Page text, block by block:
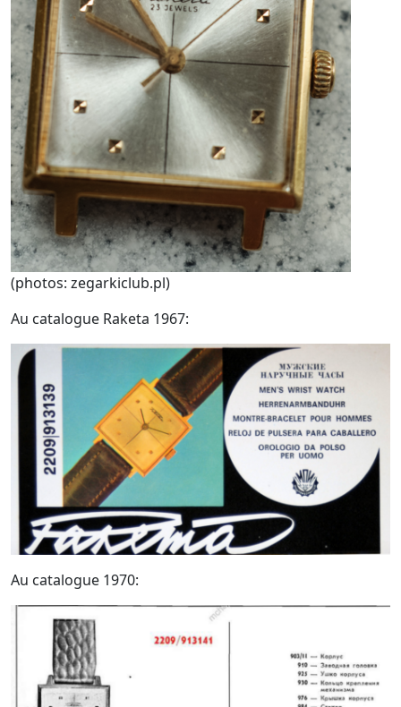
(photos: zegarkiclub.pl)
Au catalogue Raketa 1967:
Au catalogue 1970: